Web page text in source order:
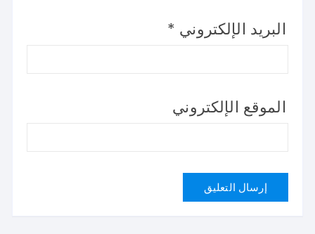
البريد الإلكتروني *
الموقع الإلكتروني